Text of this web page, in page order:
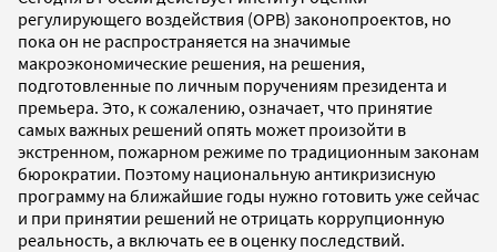
регулирующего воздействия (ОРВ) законопроектов, но
пока он не распространяется на значимые
макроэкономические решения, на решения,
подготовленные по личным поручениям президента и
премьера. Это, к сожалению, означает, что принятие
самых важных решений опять может произойти в
экстренном, пожарном режиме по традиционным законам
бюрократии. Поэтому национальную антикризисную
программу на ближайшие годы нужно готовить уже сейчас
и при принятии решений не отрицать коррупционную
реальность, а включать ее в оценку последствий.